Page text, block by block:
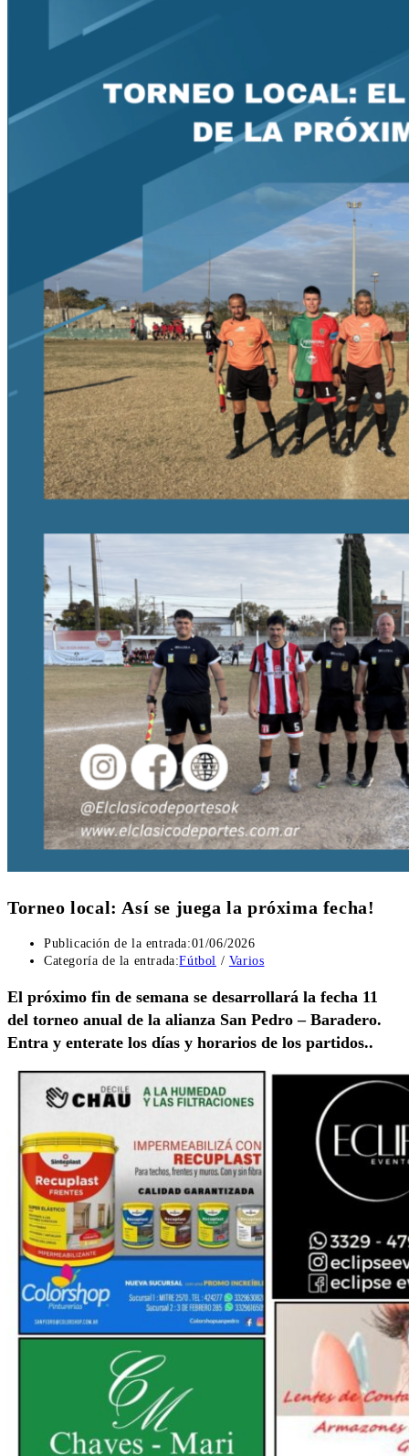
Torneo local: Así se juega la próxima fecha!
Publicación de la entrada:01/06/2026
Categoría de la entrada:Fútbol / Varios
El próximo fin de semana se desarrollará la fecha 11
del torneo anual de la alianza San Pedro – Baradero.
Entra y enterate los días y horarios de los partidos..